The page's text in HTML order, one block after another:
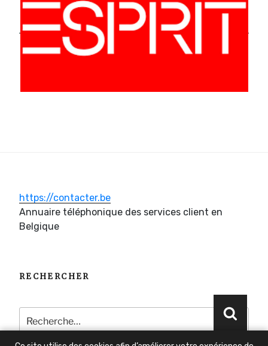
https://contacter.be
Annuaire téléphonique des services client en
Belgique
RECHERCHER
pour
: